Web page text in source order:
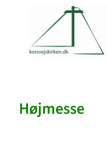
Højmesse